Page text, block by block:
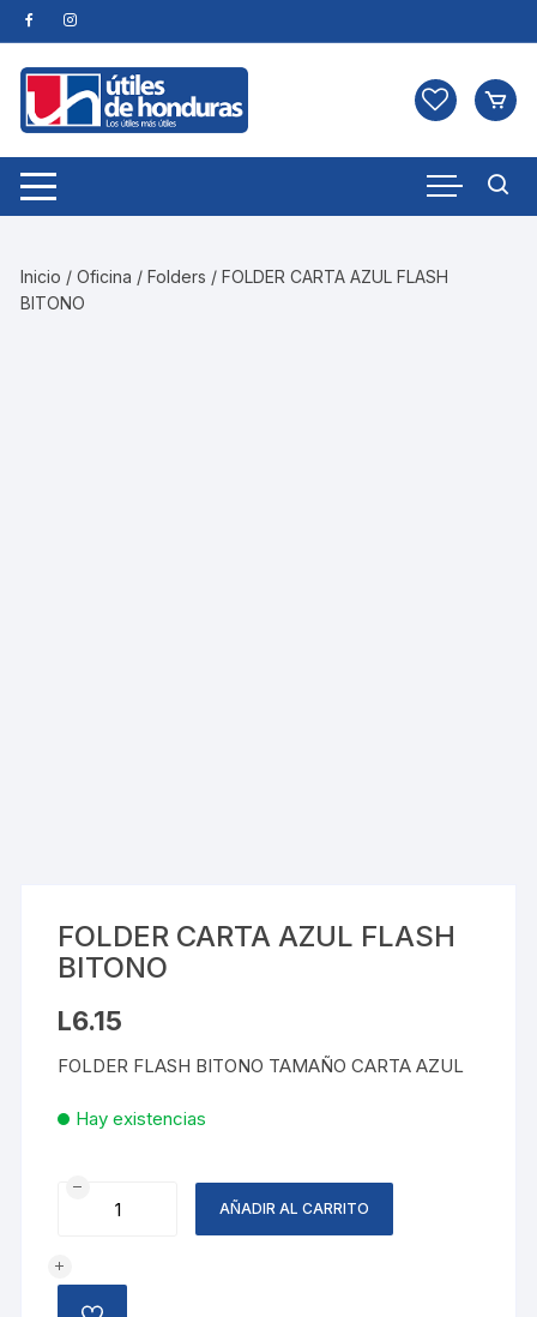
Skip
to
content
Inicio /Oficina /Folders / FOLDER CARTA AZUL FLASH
BITONO
FOLDER CARTA AZUL FLASH
BITONO
L6.15
FOLDER FLASH BITONO TAMAÑO CARTA AZUL
Hay existencias
FOLDER
FLASH
BITONO
AÑADIR AL CARRITO